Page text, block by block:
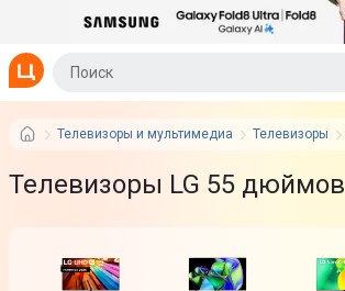
Телевизоры и мультимедиа Телевизоры
Телевизоры LG 55 дюймов